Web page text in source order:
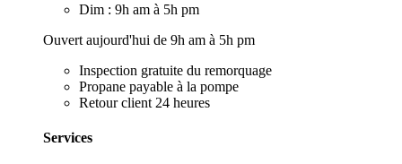
Dim : 9h am à 5h pm
Ouvert aujourd'hui de 9h am à 5h pm
Inspection gratuite du remorquage
Propane payable à la pompe
Retour client 24 heures
Services